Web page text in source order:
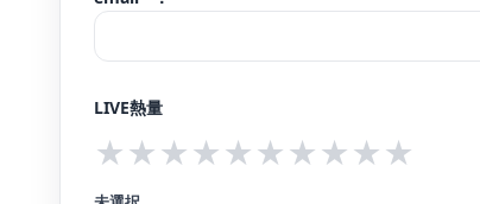
ルサージュ、ポール・メイエの各氏に師事。
LIVE熱量
★★★★★★★★★★